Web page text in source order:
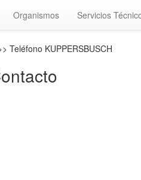
Organismos Servicios
Teléfono KUPPERSBUSCH